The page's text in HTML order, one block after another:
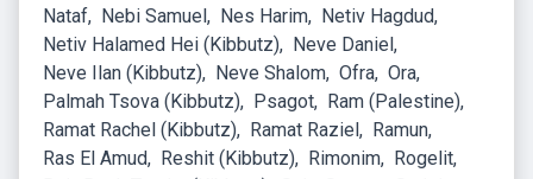
Nataf
Nebi Samuel Nes Harim
Netiv Hagdud
Netiv Halamed Hei (Kibbutz)
Neve Daniel
Neve Ilan (Kibbutz)
Neve Shalom Ofra Ora
Palmah Tsova (Kibbutz)
Psagot
Ram (Palestine)
Ramat Rachel (Kibbutz)
Ramat Raziel
Ramun
Ras El Amud
Reshit (Kibbutz) Rimonim
Rogelit